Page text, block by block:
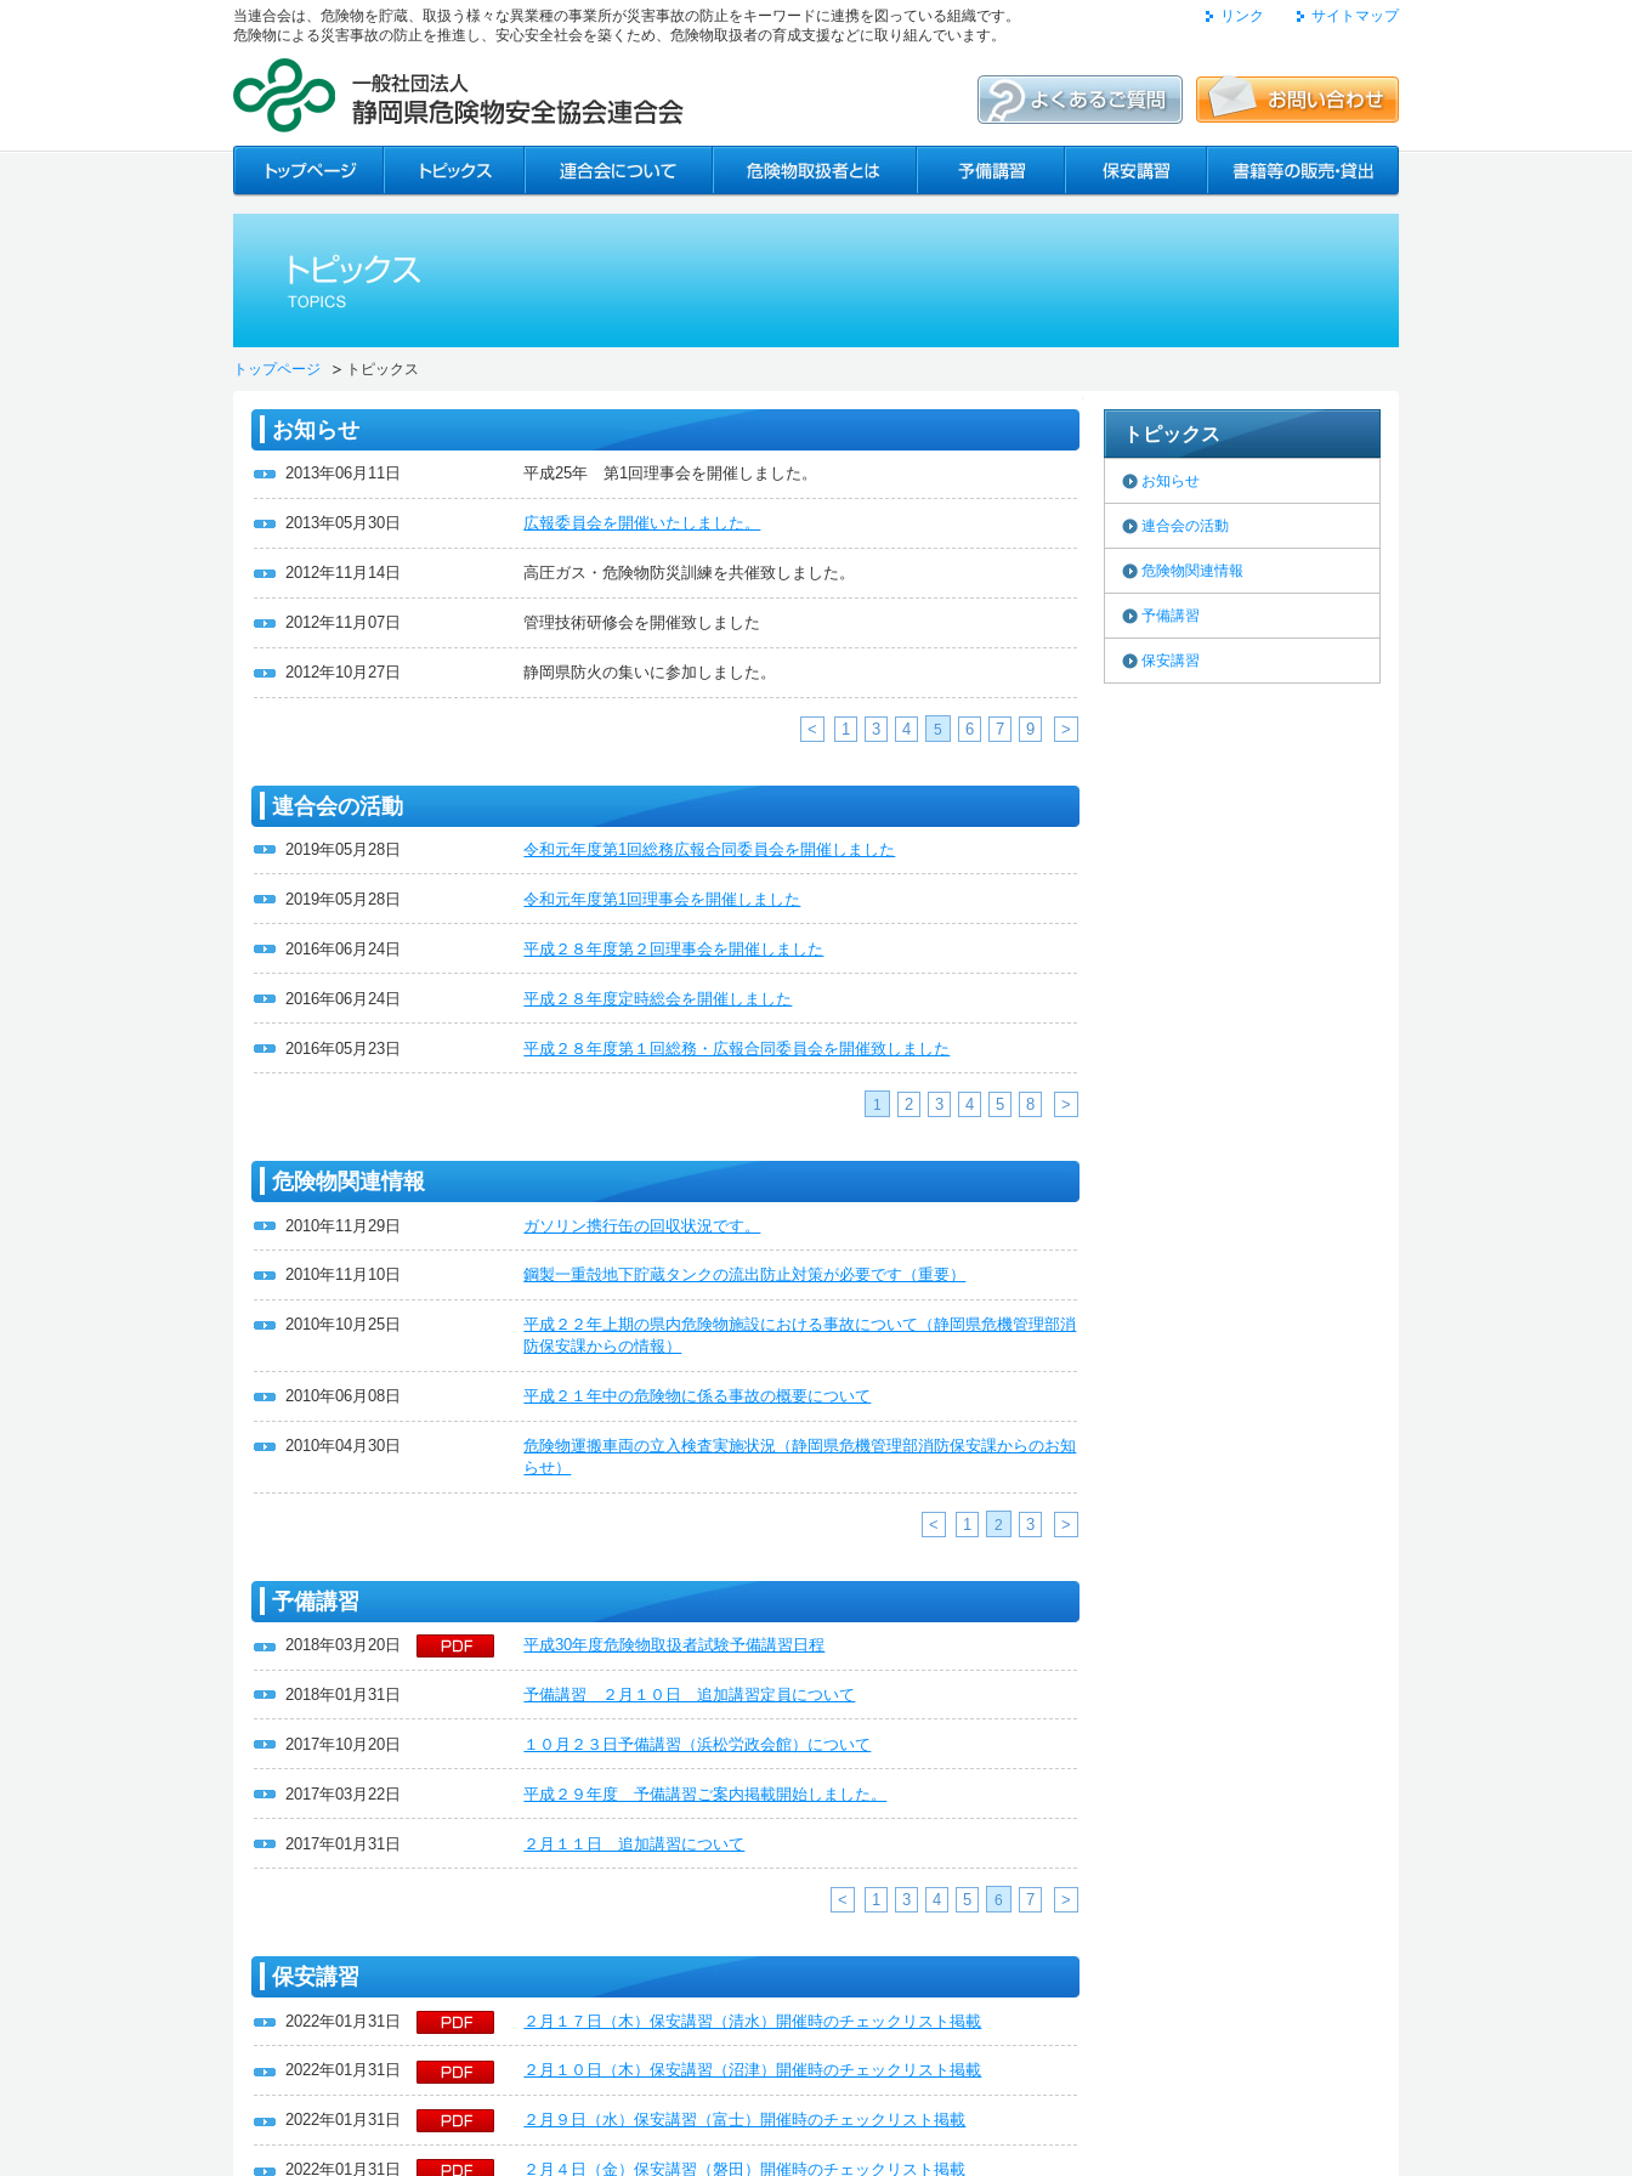
当連合会は、危険物を貯蔵、取扱う様々な異業種の事業所が災害事故の防止をキーワードに連携を図っている組織です。
危険物による災害事故の防止を推進し、安心安全社会を築くため、危険物取扱者の育成支援などに取り組んでいます。
リンク サイトマップ
トップページ トピックス
お知らせ
2013年06月11日 平成25年 第1回理事会を開催しました。
2013年05月30日 広報委員会を開催いたしました。
2012年11月14日 高圧ガス・危険物防災訓練を共催致しました。
2012年11月07日 管理技術研修会を開催致しました
2012年10月27日 静岡県防火の集いに参加しました。
< 1 3 4 5 6 7 9 >
連合会の活動
2019年05月28日 令和元年度第1回総務広報合同委員会を開催しました
2019年05月28日 令和元年度第1回理事会を開催しました
2016年06月24日 平成２８年度第２回理事会を開催しました
2016年06月24日 平成２８年度定時総会を開催しました
2016年05月23日 平成２８年度第１回総務・広報合同委員会を開催致しました
1 2 3 4 5 8 >
危険物関連情報
2010年11月29日 ガソリン携行缶の回収状況です。
2010年11月10日 鋼製一重殻地下貯蔵タンクの流出防止対策が必要です（重要）
2010年10月25日
平成２２年上期の県内危険物施設における事故について（静岡県危機管理部消
防保安課からの情報）
2010年06月08日 平成２１年中の危険物に係る事故の概要について
2010年04月30日
危険物運搬車両の立入検査実施状況（静岡県危機管理部消防保安課からのお知
らせ）
< 1 2 3 >
予備講習
2018年03月20日 平成30年度危険物取扱者試験予備講習日程
2018年01月31日 予備講習 ２月１０日 追加講習定員について
2017年10月20日 １０月２３日予備講習（浜松労政会館）について
2017年03月22日 平成２９年度 予備講習ご案内掲載開始しました。
2017年01月31日 ２月１１日 追加講習について
< 1 3 4 5 6 7 >
保安講習
2022年01月31日 ２月１７日（木）保安講習（清水）開催時のチェックリスト掲載
2022年01月31日 ２月１０日（木）保安講習（沼津）開催時のチェックリスト掲載
2022年01月31日 ２月９日（水）保安講習（富士）開催時のチェックリスト掲載
2022年01月31日 ２月４日（金）保安講習（磐田）開催時のチェックリスト掲載
トピックス
お知らせ
連合会の活動
危険物関連情報
予備講習
保安講習